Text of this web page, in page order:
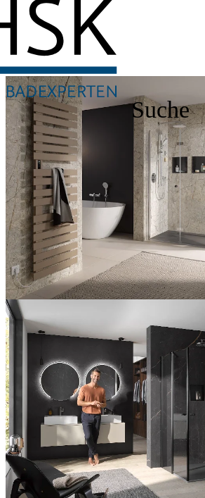
Suche
Wohlfühlen
im
Bad